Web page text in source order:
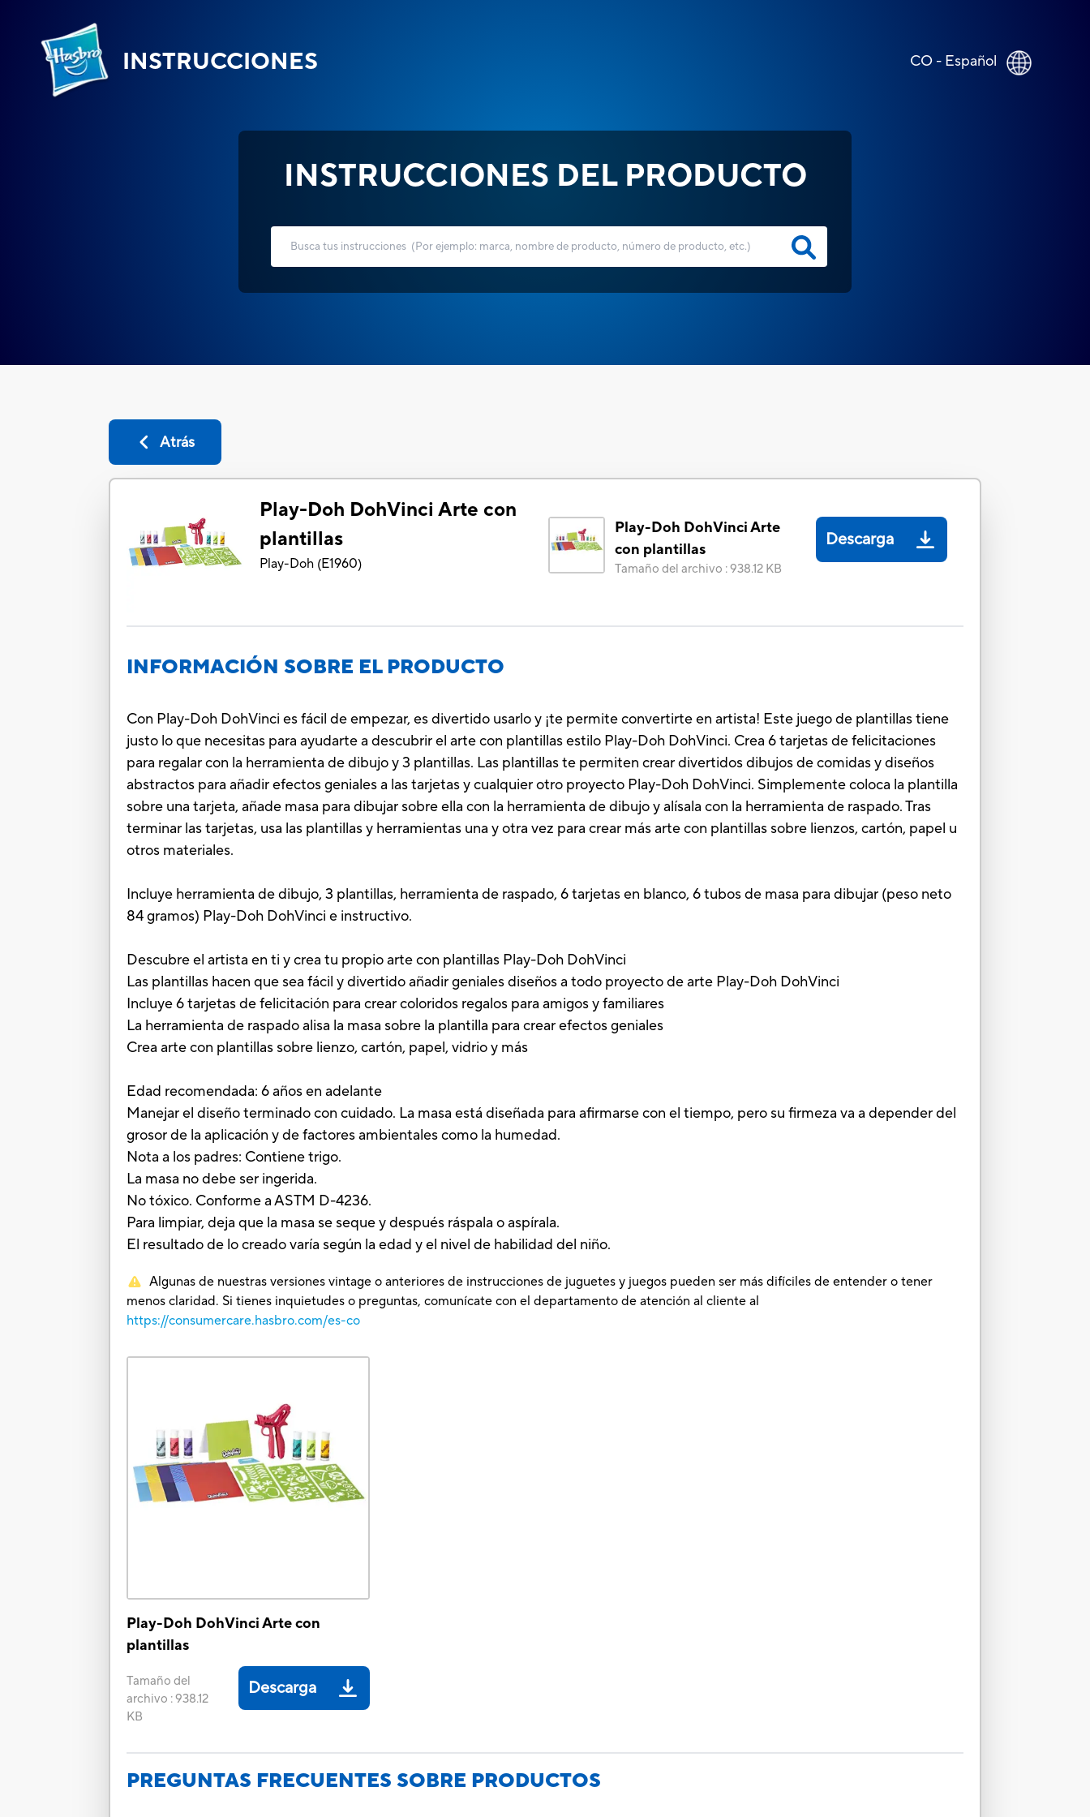
INSTRUCCIONES CO - Español
INSTRUCCIONES DEL PRODUCTO
Atrás
Play-Doh DohVinci Arte con
plantillas
Play-Doh (E1960)
Play-Doh DohVinci Arte
con plantillas
Tamaño del archivo :938.12 KB
Descarga
INFORMACIÓN SOBRE EL PRODUCTO
Con Play-Doh DohVinci es fácil de empezar, es divertido usarlo y ¡te permite convertirte en artista! Este juego de plantillas tiene
justo lo que necesitas para ayudarte a descubrir el arte con plantillas estilo Play-Doh DohVinci. Crea 6 tarjetas de felicitaciones
para regalar con la herramienta de dibujo y 3 plantillas. Las plantillas te permiten crear divertidos dibujos de comidas y diseños
abstractos para añadir efectos geniales a las tarjetas y cualquier otro proyecto Play-Doh DohVinci. Simplemente coloca la plantilla
sobre una tarjeta, añade masa para dibujar sobre ella con la herramienta de dibujo y alísala con la herramienta de raspado. Tras
terminar las tarjetas, usa las plantillas y herramientas una y otra vez para crear más arte con plantillas sobre lienzos, cartón, papel u
otros materiales.
Incluye herramienta de dibujo, 3 plantillas, herramienta de raspado, 6 tarjetas en blanco, 6 tubos de masa para dibujar (peso neto
84 gramos) Play-Doh DohVinci e instructivo.
Descubre el artista en ti y crea tu propio arte con plantillas Play-Doh DohVinci
Las plantillas hacen que sea fácil y divertido añadir geniales diseños a todo proyecto de arte Play-Doh DohVinci
Incluye 6 tarjetas de felicitación para crear coloridos regalos para amigos y familiares
La herramienta de raspado alisa la masa sobre la plantilla para crear efectos geniales
Crea arte con plantillas sobre lienzo, cartón, papel, vidrio y más
Edad recomendada: 6 años en adelante
Manejar el diseño terminado con cuidado. La masa está diseñada para afirmarse con el tiempo, pero su firmeza va a depender del
grosor de la aplicación y de factores ambientales como la humedad.
Nota a los padres: Contiene trigo.
La masa no debe ser ingerida.
No tóxico. Conforme a ASTM D-4236.
Para limpiar, deja que la masa se seque y después ráspala o aspírala.
El resultado de lo creado varía según la edad y el nivel de habilidad del niño.
Algunas de nuestras versiones vintage o anteriores de instrucciones de juguetes y juegos pueden ser más difíciles de entender o tener
menos claridad. Si tienes inquietudes o preguntas, comunícate con el departamento de atención al cliente al
https://consumercare.hasbro.com/es-co
Play-Doh DohVinci Arte con
plantillas
Tamaño del
archivo :938.12
KB
Descarga
PREGUNTAS FRECUENTES SOBRE PRODUCTOS